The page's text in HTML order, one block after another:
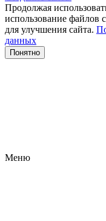
Продолжая
использование файлов
для улучшения сайта.
данных
Понятно
Меню